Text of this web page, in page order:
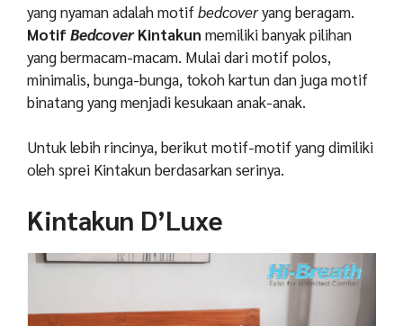
yang nyaman adalah motifbedcoveryang beragam.
MotifBedcoverKintakun memiliki banyak pilihan
yang bermacam-macam. Mulai dari motif polos,
minimalis, bunga-bunga, tokoh kartun dan juga motif
binatang yang menjadi kesukaan anak-anak.
Untuk lebih rincinya, berikut motif-motif yang dimiliki
oleh sprei Kintakun berdasarkan serinya.
Kintakun D’Luxe